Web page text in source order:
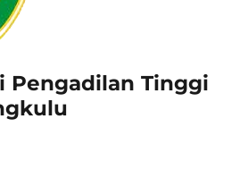
Pengadilan Tinggi